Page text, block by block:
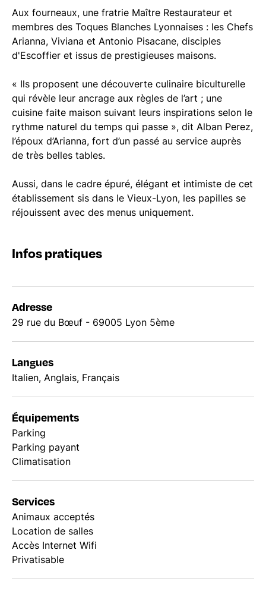
Aux fourneaux, une fratrie Maître Restaurateur et
membres des Toques Blanches Lyonnaises : les Chefs
Arianna, Viviana et Antonio Pisacane, disciples
d'Escoffier et issus de prestigieuses maisons.
« Ils proposent une découverte culinaire biculturelle
qui révèle leur ancrage aux règles de l’art ; une
cuisine faite maison suivant leurs inspirations selon le
rythme naturel du temps qui passe », dit Alban Perez,
l’époux d’Arianna, fort d’un passé au service auprès
de très belles tables.
Aussi, dans le cadre épuré, élégant et intimiste de cet
établissement sis dans le Vieux-Lyon, les papilles se
réjouissent avec des menus uniquement.
Infos pratiques
Adresse
29 rue du Bœuf - 69005 Lyon 5ème
Langues
Italien, Anglais, Français
Équipements
Parking
Parking payant
Climatisation
Services
Animaux acceptés
Location de salles
Accès Internet Wifi
Privatisable